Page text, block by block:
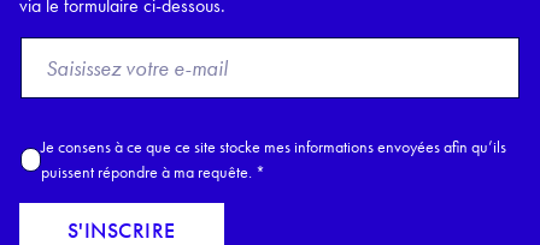
via le formulaire ci-dessous.
o
E
m
a
A
c
c
Je consens à ce que ce site stocke mes informations envoyées afin qu’ils
puissent répondre à ma requête. *
S'INSCRIRE